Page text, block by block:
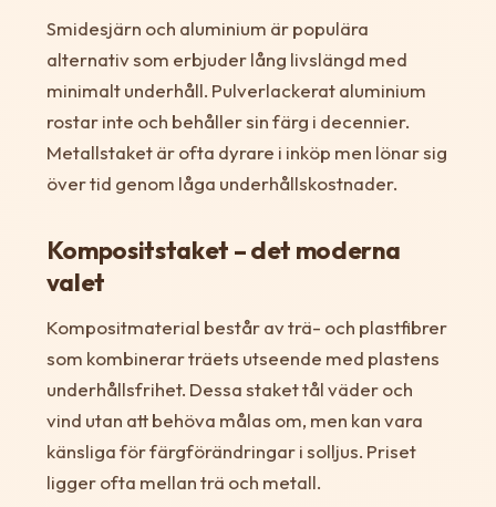
Smidesjärn och aluminium är populära
alternativ som erbjuder lång livslängd med
minimalt underhåll. Pulverlackerat aluminium
rostar inte och behåller sin färg i decennier.
Metallstaket är ofta dyrare i inköp men lönar sig
över tid genom låga underhållskostnader.
Kompositstaket – det moderna
valet
Kompositmaterial består av trä- och plastfibrer
som kombinerar träets utseende med plastens
underhållsfrihet. Dessa staket tål väder och
vind utan att behöva målas om, men kan vara
känsliga för färgförändringar i solljus. Priset
ligger ofta mellan trä och metall.